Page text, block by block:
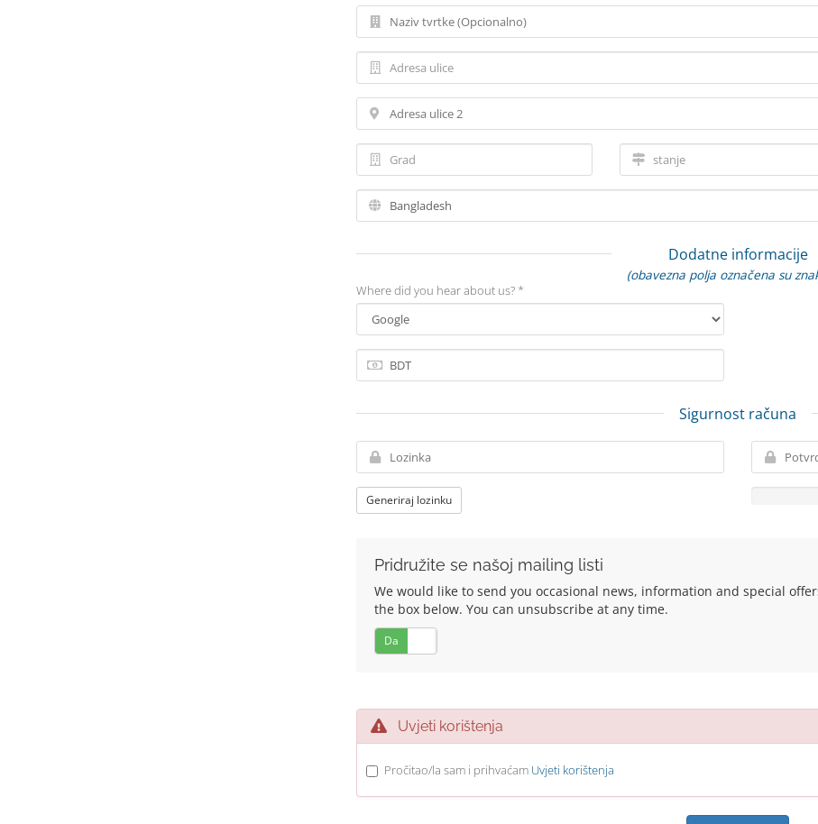
Dodatne informacije
(obavezna polja označena su
Where did you hear about us? *
Sigurnost računa
Generiraj lozinku
Pridružite se našoj mailing listi
We would like to send you occasional news, information and special
the box below. You can unsubscribe at any time.
Da
Uvjeti korištenja
Pročitao/la sam i prihvaćam Uvjeti korištenja